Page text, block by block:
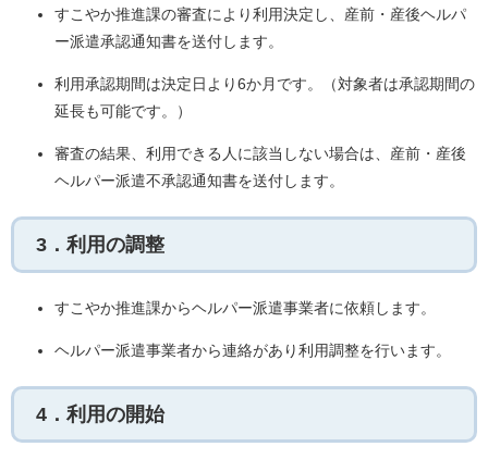
すこやか推進課の審査により利用決定し、産前・産後ヘルパ
ー派遣承認通知書を送付します。
利用承認期間は決定日より6か月です。（対象者は承認期間の
延長も可能です。）
審査の結果、利用できる人に該当しない場合は、産前・産後
ヘルパー派遣不承認通知書を送付します。
3．利用の調整
すこやか推進課からヘルパー派遣事業者に依頼します。
ヘルパー派遣事業者から連絡があり利用調整を行います。
4．利用の開始